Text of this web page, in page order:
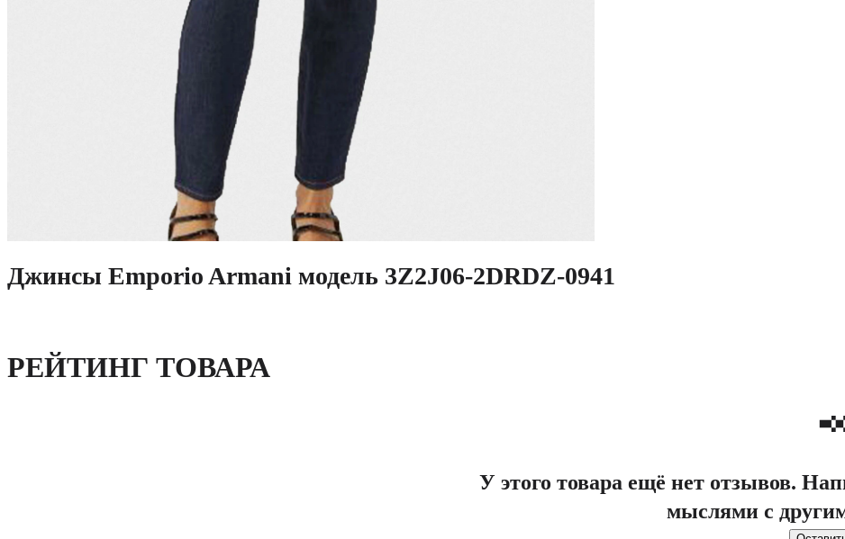
Джинсы Emporio Armani модель 3Z2J06-2DRDZ-0941
РЕЙТИНГ ТОВАРА
У этого товара ещё нет отзывов.
мыслями с